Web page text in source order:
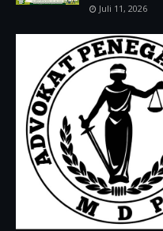
Juli 11, 2026